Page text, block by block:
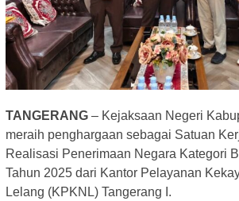
TANGERANG – Kejaksaan Negeri
meraih penghargaan sebagai Satuan
Realisasi Penerimaan Negara Kategori
Tahun 2025 dari Kantor Pelayanan
Lelang (KPKNL) Tangerang I.